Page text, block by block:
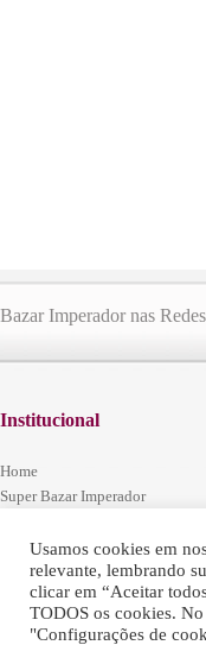
Usamos cookies em
relevante, lembrando
clicar em “Aceitar
TODOS os cookies.
"Configurações de
Bazar Imperador nas
Institucional
Home
Super Bazar Imperador
Central de Atendimento
Trabalhe conosco
Fale Conosco